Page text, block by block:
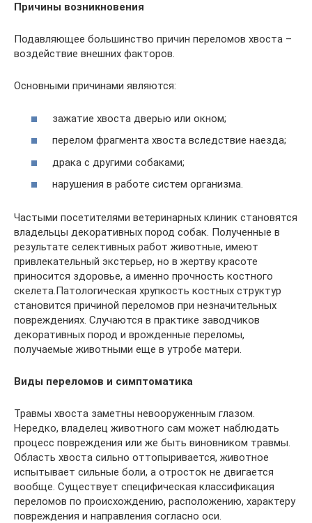
Причины возникновения
Подавляющее большинство причин переломов хвоста –
воздействие внешних факторов.
Основными причинами являются:
зажатие хвоста дверью или окном;
перелом фрагмента хвоста вследствие наезда;
драка с другими собаками;
нарушения в работе систем организма.
Частыми посетителями ветеринарных клиник становятся
владельцы декоративных пород собак. Полученные в
результате селективных работ животные, имеют
привлекательный экстерьер, но в жертву красоте
приносится здоровье, а именно прочность костного
скелета.Патологическая хрупкость костных структур
становится причиной переломов при незначительных
повреждениях. Случаются в практике заводчиков
декоративных пород и врожденные переломы,
получаемые животными еще в утробе матери.
Виды переломов и симптоматика
Травмы хвоста заметны невооруженным глазом.
Нередко, владелец животного сам может наблюдать
процесс повреждения или же быть виновником травмы.
Область хвоста сильно оттопыривается, животное
испытывает сильные боли, а отросток не двигается
вообще. Существует специфическая классификация
переломов по происхождению, расположению, характеру
повреждения и направления согласно оси.